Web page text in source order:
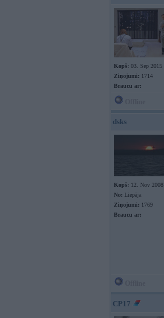
Kopš: 03. Sep 2015
Ziņojumi: 1714
Braucu ar:
dsks
Kopš: 12. Nov 2008
No: Liepāja
Ziņojumi: 1769
Braucu ar:
CP17